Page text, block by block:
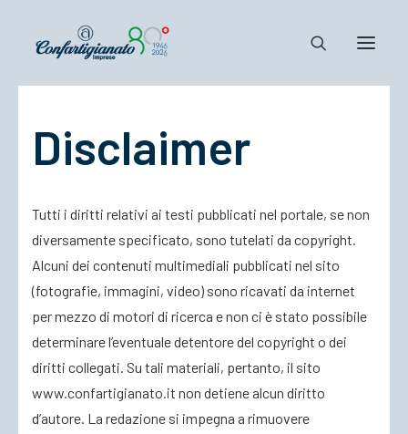
Notizie e Documenti
Confartigianato
Il Sistema
Disclaimer
Tutti i diritti relativi ai testi pubblicati nel portale, se non
diversamente specificato, sono tutelati da copyright.
Alcuni dei contenuti multimediali pubblicati nel sito
(fotografie, immagini, video) sono ricavati da internet
per mezzo di motori di ricerca e non ci è stato possibile
determinare l’eventuale detentore del copyright o dei
diritti collegati. Su tali materiali, pertanto, il sito
www.confartigianato.it non detiene alcun diritto
d’autore. La redazione si impegna a rimuovere